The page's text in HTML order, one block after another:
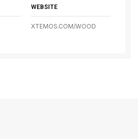
WEBSITE
XTEMOS.COM/WOOD